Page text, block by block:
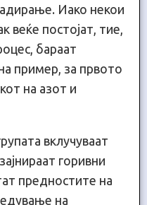
Иако некои
веќе постојат, тие,
бараат
пример, за првото
на азот и
вклучуваат
горивни
предностите на
на